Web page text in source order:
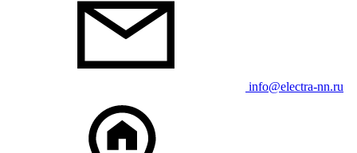
info@electra-nn.ru